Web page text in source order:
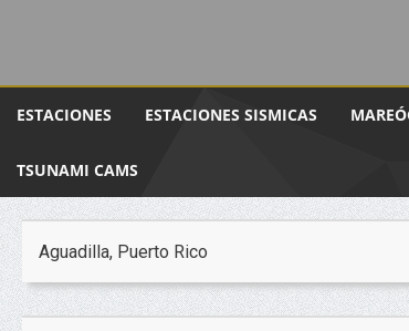
ESTACIONES ESTACIONES SISMICAS
TSUNAMI CAMS
Aguadilla, Puerto Rico